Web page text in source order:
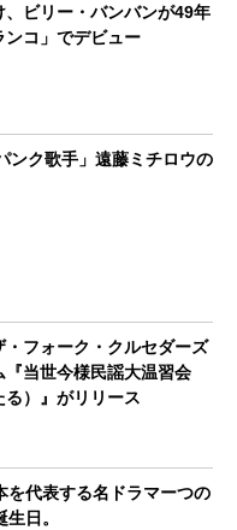
、ビリー・バンバンが49年
ンコ」でデビュー
ンク歌手」遠藤ミチロウの
フォーク・クルセダーズ
当世今様民謡大温習会
る）』がリリース
を代表する名ドラマーつの
日。